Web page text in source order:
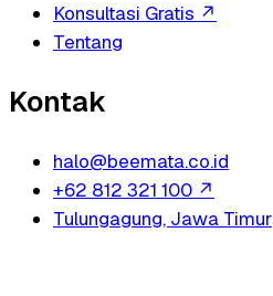
Konsultasi Gratis ↗
Tentang
Kontak
halo@beemata.co.id
+62 812 321 100 ↗
Tulungagung, Jawa Timur